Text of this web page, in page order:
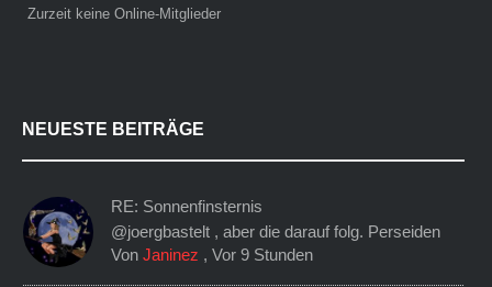
Zurzeit keine Online-Mitglieder
NEUESTE BEITRÄGE
RE: Sonnenfinsternis
@joergbastelt , aber die darauf folg. Perseiden
VonJaninez ,Vor 9 Stunden